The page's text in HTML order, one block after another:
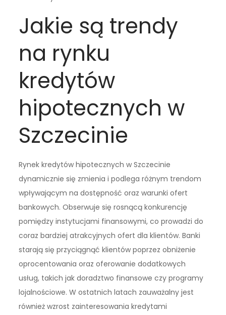
Jakie są trendy
na rynku
kredytów
hipotecznych w
Szczecinie
Rynek kredytów hipotecznych w Szczecinie
dynamicznie się zmienia i podlega różnym trendom
wpływającym na dostępność oraz warunki ofert
bankowych. Obserwuje się rosnącą konkurencję
pomiędzy instytucjami finansowymi, co prowadzi do
coraz bardziej atrakcyjnych ofert dla klientów. Banki
starają się przyciągnąć klientów poprzez obniżenie
oprocentowania oraz oferowanie dodatkowych
usług, takich jak doradztwo finansowe czy programy
lojalnościowe. W ostatnich latach zauważalny jest
również wzrost zainteresowania kredytami